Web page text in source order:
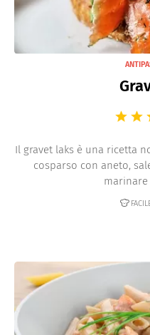
Il gravet laks è una ricetta
cosparso con aneto,
marinare